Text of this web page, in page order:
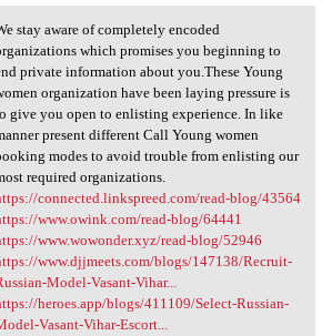
stay aware of completely
stay aware of completely encoded
which promises you beginning to
private information about you.These Young
organization have been laying pressure is
give you open to enlisting experience. In like
present different Call Young women
modes to avoid trouble from enlisting our
required organizations.
connected.linkspreed.com/read-blog/43564
www.owink.com/read-blog/64441
www.wowonder.xyz/read-blog/52946
www.djjmeets.com/blogs/147138/Recruit-
Model-Vasant-Vihar...
heroes.app/blogs/411109/Select-Russian-
Vasant-Vihar-Escort...